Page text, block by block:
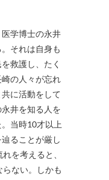
医学博士の永井
それは自身も
救護し、たく
の人々が忘れ
に活動をして
井を知る人を
当時10才以上
ることが厳し
を考えると、
ない。しかも